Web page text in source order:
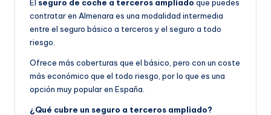
El seguro de coche a terceros ampliado que puedes
contratar en Almenara es una modalidad intermedia
entre el seguro básico a terceros y el seguro a todo
riesgo.
Ofrece más coberturas que el básico, pero con un coste
más económico que el todo riesgo, por lo que es una
opción muy popular en España.
¿Qué cubre un seguro a terceros ampliado?